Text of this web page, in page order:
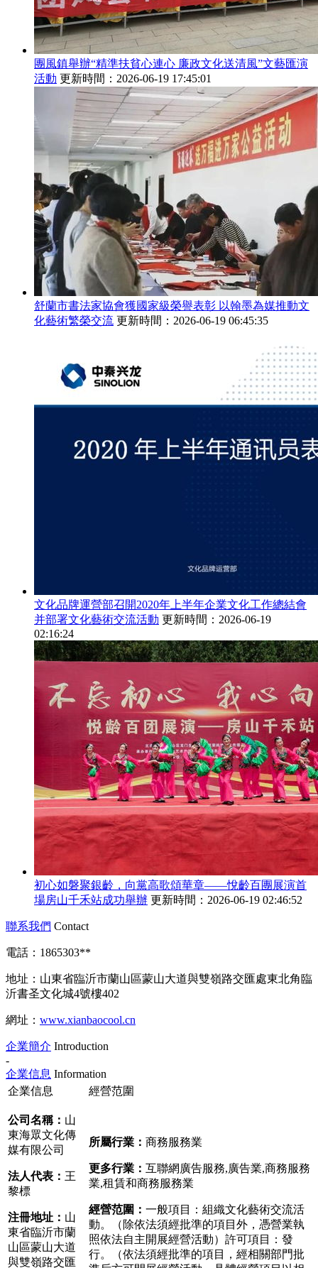
團風鎮舉辦“精準扶貧心連心 廉政文化送清風”文藝匯演
活動 更新時間：2026-06-19 17:45:01
舒蘭市書法家協會獲國家級榮譽表彰 以翰墨為媒推動文
化藝術繁榮交流 更新時間：2026-06-19 06:45:35
文化品牌運營部召開2020年上半年企業文化工作總結會
并部署文化藝術交流活動 更新時間：2026-06-19
02:16:24
初心如磐聚銀齡，向黨高歌頌華章——悅齡百團展演首
場房山千禾站成功舉辦 更新時間：2026-06-19 02:46:52
聯系我們 Contact
電話：1865303**
地址：山東省臨沂市蘭山區蒙山大道與雙嶺路交匯處東北角臨
沂書圣文化城4號樓402
網址： www.xianbaocool.cn
企業簡介 Introduction
-
企業信息 Information
企業信息
經營范圍
公司名稱： 山
東海眾文化傳
媒有限公司
法人代表： 王
黎標
注冊地址： 山
東省臨沂市蘭
山區蒙山大道
與雙嶺路交匯
所屬行業： 商務服務業
更多行業： 互聯網廣告服務,廣告業,商務服務
業,租賃和商務服務業
經營范圍： 一般項目：組織文化藝術交流活
動。（除依法須經批準的項目外，憑營業執
照依法自主開展經營活動）許可項目：發
行。（依法須經批準的項目，經相關部門批